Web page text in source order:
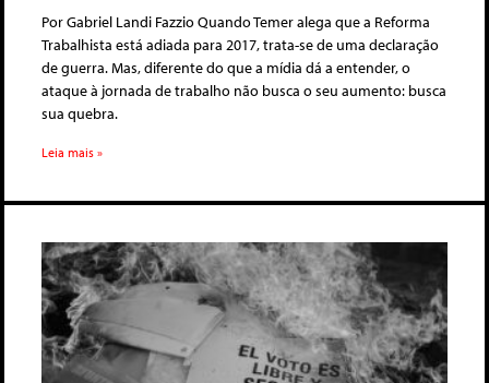
Por Gabriel Landi Fazzio Quando Temer alega que a Reforma
Trabalhista está adiada para 2017, trata-se de uma declaração
de guerra. Mas, diferente do que a mídia dá a entender, o
ataque à jornada de trabalho não busca o seu aumento: busca
sua quebra.
Leia mais »